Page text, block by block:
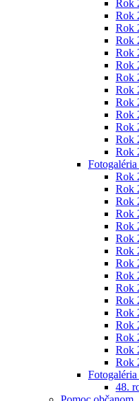
Rok
Rok
Rok
Rok
Rok
Rok
Rok
Rok
Rok
Rok
Rok
Rok
Rok
Rok
Rok
Rok
Rok
Rok
Rok
Rok
Rok
Rok
Rok
Rok
Rok
Rok
Rok
Rok
Rok
48.